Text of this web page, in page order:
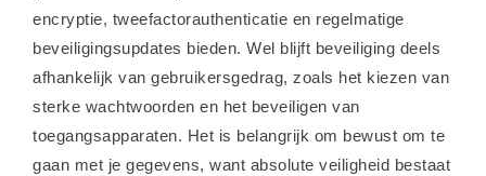
encryptie, tweefactorauthenticatie en regelmatige
beveiligingsupdates bieden. Wel blijft beveiliging deels
afhankelijk van gebruikersgedrag, zoals het kiezen van
sterke wachtwoorden en het beveiligen van
toegangsapparaten. Het is belangrijk om bewust om te
gaan met je gegevens, want absolute veiligheid bestaat